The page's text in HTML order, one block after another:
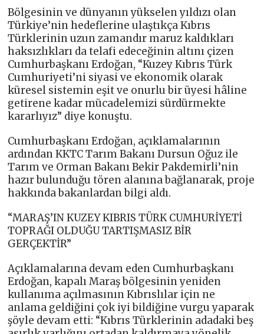
Bölgesinin ve dünyanın yükselen yıldızı olan
Türkiye’nin hedeflerine ulaştıkça Kıbrıs
Türklerinin uzun zamandır maruz kaldıkları
haksızlıkları da telafi edeceğinin altını çizen
Cumhurbaşkanı Erdoğan, “Kuzey Kıbrıs Türk
Cumhuriyeti’ni siyasi ve ekonomik olarak
küresel sistemin eşit ve onurlu bir üyesi hâline
getirene kadar mücadelemizi sürdürmekte
kararlıyız” diye konuştu.
Cumhurbaşkanı Erdoğan, açıklamalarının
ardından KKTC Tarım Bakanı Dursun Oğuz ile
Tarım ve Orman Bakanı Bekir Pakdemirli’nin
hazır bulunduğu tören alanına bağlanarak, proje
hakkında bakanlardan bilgi aldı.
“MARAŞ’IN KUZEY KIBRIS TÜRK CUMHURİYETİ
TOPRAĞI OLDUĞU TARTIŞMASIZ BİR
GERÇEKTİR”
Açıklamalarına devam eden Cumhurbaşkanı
Erdoğan, kapalı Maraş bölgesinin yeniden
kullanıma açılmasının Kıbrıslılar için ne
anlama geldiğini çok iyi bildiğine vurgu yaparak
şöyle devam etti: “Kıbrıs Türklerinin adadaki beş